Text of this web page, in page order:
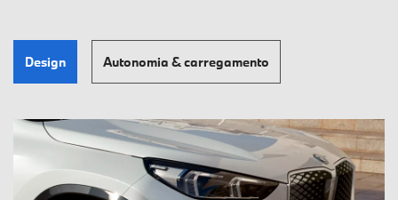
Design Autonomia & carregamento